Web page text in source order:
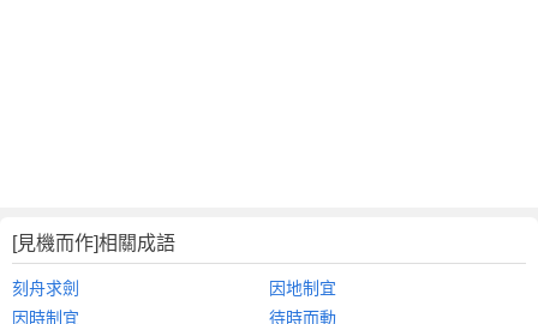
[見機而作]相關成語
刻舟求劍
因地制宜
因時制宜
待時而動